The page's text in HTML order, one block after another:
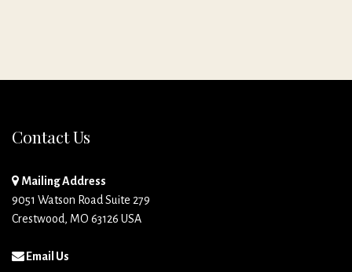
Contact Us
Mailing Address
9051 Watson Road Suite 279
Crestwood, MO 63126 USA
Email Us